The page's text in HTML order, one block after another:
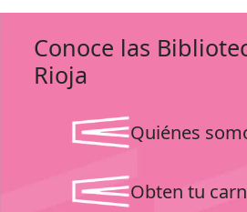
Conoce las
Rioja
Quiénes
Obten tu